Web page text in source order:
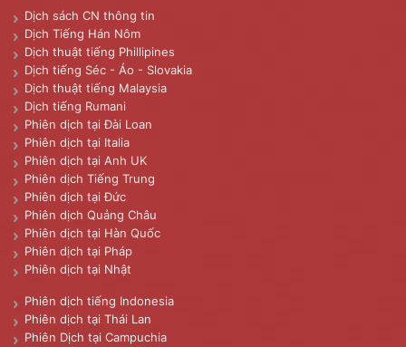
Dịch sách CN thông tin
Dịch Tiếng Hán Nôm
Dịch thuật tiếng Phillipines
Dịch tiếng Séc - Áo - Slovakia
Dịch thuật tiếng Malaysia
Dịch tiếng Rumani
Phiên dịch tại Đài Loan
Phiên dịch tại Italia
Phiên dịch tại Anh UK
Phiên dịch Tiếng Trung
Phiên dịch tại Đức
Phiên dịch Quảng Châu
Phiên dịch tại Hàn Quốc
Phiên dịch tại Pháp
Phiên dịch tại Nhật
Phiên dịch tiếng Indonesia
Phiên dịch tại Thái Lan
Phiên Dịch tại Campuchia